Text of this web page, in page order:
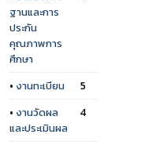
ฐานและการ
ประกัน
คุณภาพการ
ศึกษา
• งานทะเบียน
5
• งานวัดผล
และประเมินผล
4